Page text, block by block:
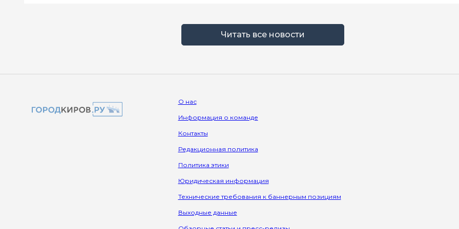
Читать все новости
О нас
Информация о команде
Контакты
Редакционная политика
Политика этики
Юридическая информация
Технические требования к баннерным позициям
Выходные данные